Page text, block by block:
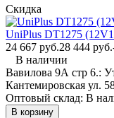
Скидка
UniPlus DT1275
24 667 руб.28 444 руб.
В наличии
Вавилова 9А стр 6.:
Кантемировская ул.
Оптовый склад: В
В корзину